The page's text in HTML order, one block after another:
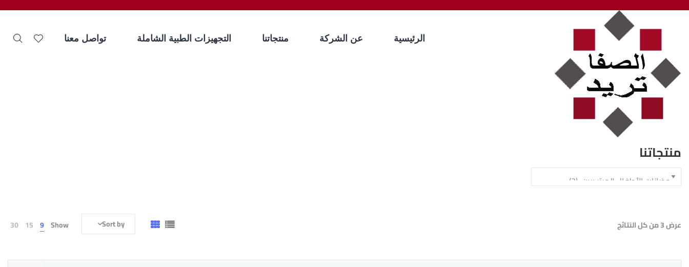
تواصل معنا التجهيزات الطبية الشاملة منتجاتنا عن الشركة الرئيسية
منتجاتنا
عرض ⁦3⁩ من كل النتائج Show
9
15
30 Sort by